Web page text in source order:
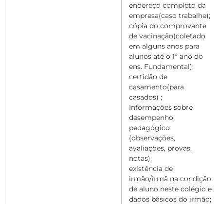
endereço completo da
empresa(caso trabalhe);
cópia do comprovante
de vacinação(coletado
em alguns anos para
alunos até o 1º ano do
ens. Fundamental);
certidão de
casamento(para
casados) ;
Informações sobre
desempenho
pedagógico
(observações,
avaliações, provas,
notas);
existência de
irmão/irmã na condição
de aluno neste colégio e
dados básicos do irmão;